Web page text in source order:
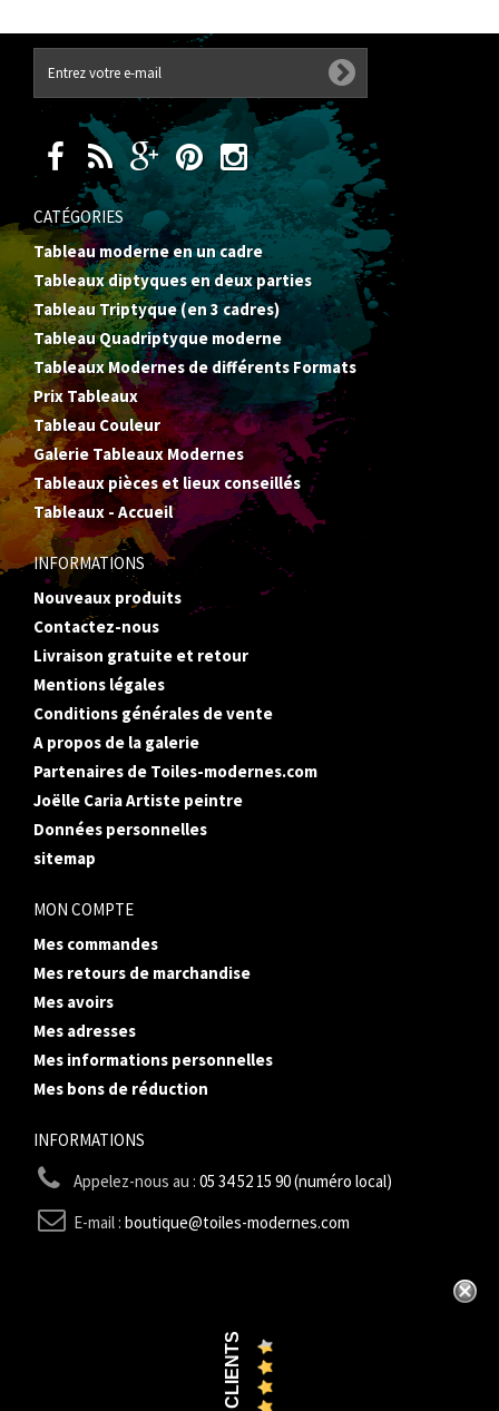
CATÉGORIES
Tableau moderne en un cadre
Tableaux diptyques en deux parties
Tableau Triptyque (en 3 cadres)
Tableau Quadriptyque moderne
Tableaux Modernes de différents Formats
Prix Tableaux
Tableau Couleur
Galerie Tableaux Modernes
Tableaux pièces et lieux conseillés
Tableaux - Accueil
INFORMATIONS
Nouveaux produits
Contactez-nous
Livraison gratuite et retour
Mentions légales
Conditions générales de vente
A propos de la galerie
Partenaires de Toiles-modernes.com
Joëlle Caria Artiste peintre
Données personnelles
sitemap
MON COMPTE
Mes commandes
Mes retours de marchandise
Mes avoirs
Mes adresses
Mes informations personnelles
Mes bons de réduction
INFORMATIONS
Appelez-nous au : 05 34 52 15 90 (numéro local)
E-mail : boutique@toiles-modernes.com